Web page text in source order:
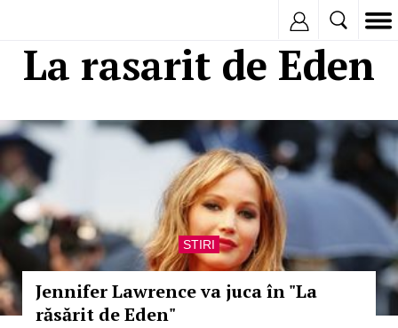
La rasarit de Eden
STIRI
Jennifer Lawrence va juca în "La
răsărit de Eden"